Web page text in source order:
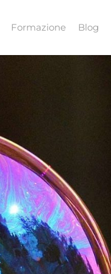
Formazione Blog